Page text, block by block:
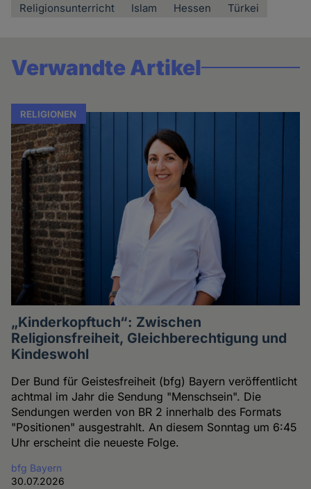
Religionsunterricht Islam Hessen Türkei
Verwandte Artikel
RELIGIONEN
„Kinderkopftuch“: Zwischen
Religionsfreiheit, Gleichberechtigung und
Kindeswohl
Der Bund für Geistesfreiheit (bfg) Bayern veröffentlicht
achtmal im Jahr die Sendung "Menschsein". Die
Sendungen werden von BR 2 innerhalb des Formats
"Positionen" ausgestrahlt. An diesem Sonntag um 6:45
Uhr erscheint die neueste Folge.
bfg Bayern
30.07.2026